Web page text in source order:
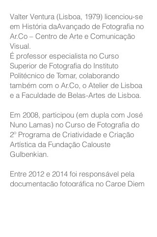
Valter Ventura (Lisboa, 1979) licenciou-se
em História daAvançado de Fotografia no
Ar.Co – Centro de Arte e Comunicação
Visual.
É professor especialista no Curso
Superior de Fotografia do Instituto
Politécnico de Tomar, colaborando
também com o Ar.Co, o Atelier de Lisboa
e a Faculdade de Belas-Artes de Lisboa.
Em 2008, participou (em dupla com José
Nuno Lamas) no Curso de Fotografia do
2º Programa de Criatividade e Criação
Artística da Fundação Calouste
Gulbenkian.
Entre 2012 e 2014 foi responsável pela
documentação fotográfica no Carpe Diem